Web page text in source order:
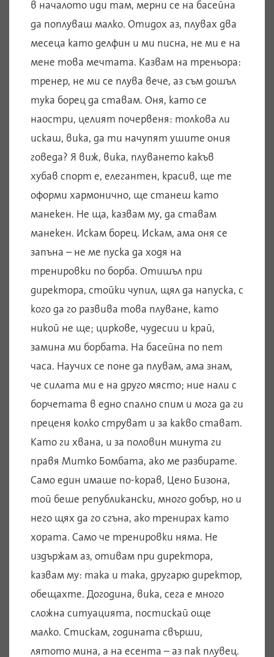
в началото иди там, мерни се на басейна
да поплуваш малко. Отидох аз, плувах два
месеца като делфин и ми писна, не ми е на
мене това мечтата. Казвам на треньора:
тренер, не ми се плува вече, аз съм дошъл
тука борец да ставам. Оня, като се
наостри, целият почервеня: толкова ли
искаш, вика, да ти начупят ушите ония
говеда? Я виж, вика, плуването какъв
хубав спорт е, елегантен, красив, ще те
оформи хармонично, ще станеш като
манекен. Не ща, казвам му, да ставам
манекен. Искам борец. Искам, ама оня се
запъна – не ме пуска да ходя на
тренировки по борба. Отишъл при
директора, стойки чупил, щял да напуска, с
кого да го развива това плуване, като
никой не ще; циркове, чудесии и край,
замина ми борбата. На басейна по пет
часа. Научих се поне да плувам, ама знам,
че силата ми е на друго място; ние нали с
борчетата в едно спално спим и мога да ги
преценя колко струват и за какво стават.
Като ги хвана, и за половин минута ги
правя Митко Бомбата, ако ме разбирате.
Само един имаше по-корав, Цено Бизона,
той беше републикански, много добър, но и
него щях да го сгъна, ако тренирах като
хората. Само че тренировки няма. Не
издържам аз, отивам при директора,
казвам му: така и така, другарю директор,
обещахте. Догодина, вика, сега е много
сложна ситуацията, постискай още
малко. Стискам, годината свърши,
лятото мина, а на есента – аз пак плувец.